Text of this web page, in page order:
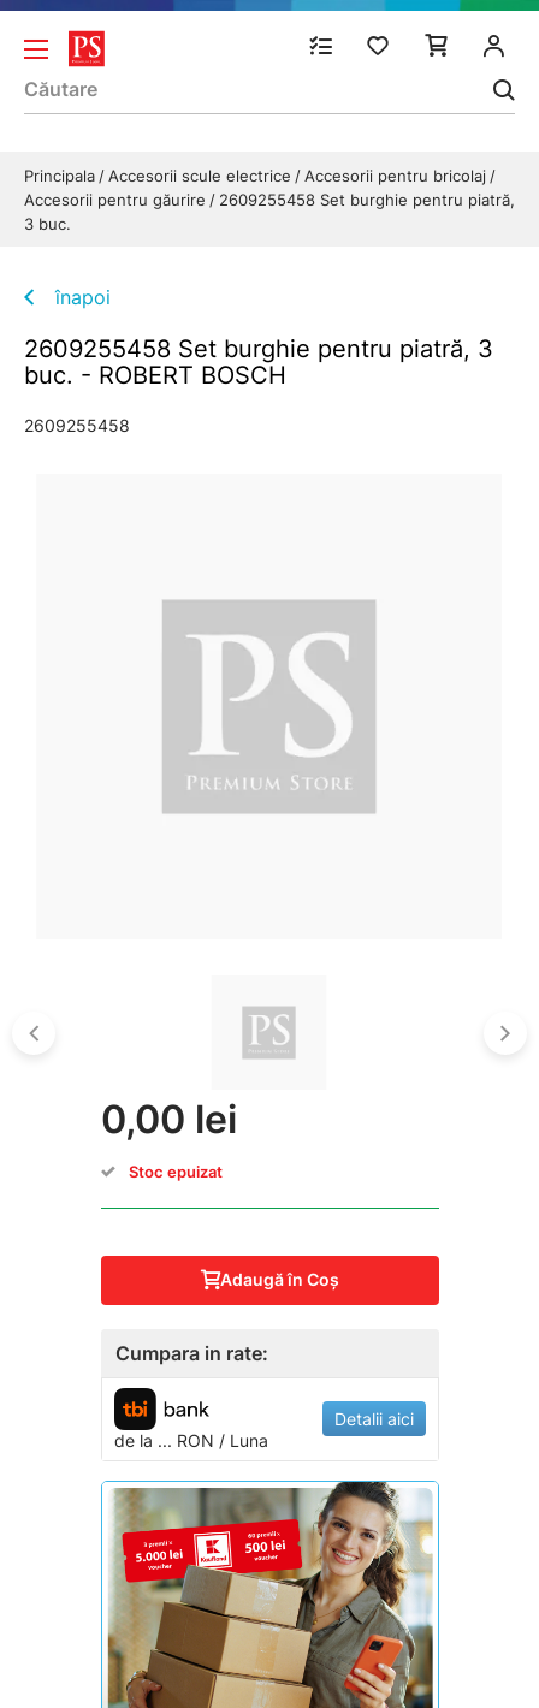
Principala Accesorii scule electrice
Accesorii pentru bricolaj
Accesorii pentru găurire
2609255458 Set burghie pentru piatră,
3 buc.
înapoi
2609255458 Set burghie pentru piatră, 3
buc. - ROBERT BOSCH
2609255458
0,00 lei
Stoc epuizat
Adaugă în Coş
Cumpara in rate:
de la ... RON / Luna
Detalii aici